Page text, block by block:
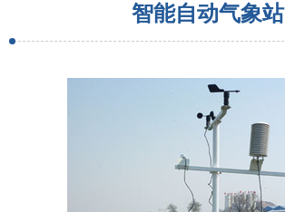
智能自动气象站